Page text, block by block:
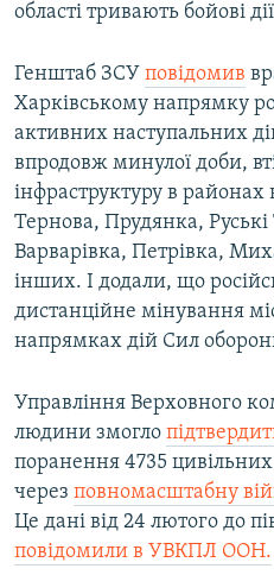
області тривають бойові
Генштаб ЗСУ повідомив
Харківському напрямку
активних наступальних
впродовж минулої доби,
інфраструктуру в районах
Тернова, Прудянка,
Варварівка, Петрівка,
інших. І додали, що
дистанційне мінування
напрямках дій Сил
Управління Верховного
людини змогло
поранення 4735 цивільних
через повномасштабну
Це дані від 24 лютого до
повідомили в УВКПЛ ООН.